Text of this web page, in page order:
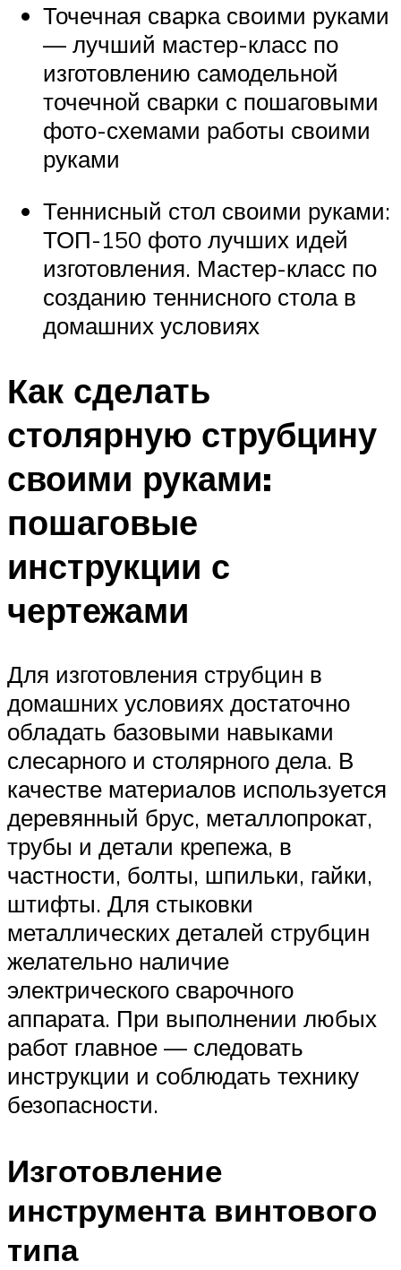
Точечная сварка своими руками
— лучший мастер-класс по
изготовлению самодельной
точечной сварки с пошаговыми
фото-схемами работы своими
руками
Теннисный стол своими руками:
ТОП-150 фото лучших идей
изготовления. Мастер-класс по
созданию теннисного стола в
домашних условиях
Как сделать
столярную струбцину
своими руками:
пошаговые
инструкции с
чертежами
Для изготовления струбцин в
домашних условиях достаточно
обладать базовыми навыками
слесарного и столярного дела. В
качестве материалов используется
деревянный брус, металлопрокат,
трубы и детали крепежа, в
частности, болты, шпильки, гайки,
штифты. Для стыковки
металлических деталей струбцин
желательно наличие
электрического сварочного
аппарата. При выполнении любых
работ главное — следовать
инструкции и соблюдать технику
безопасности.
Изготовление
инструмента винтового
типа